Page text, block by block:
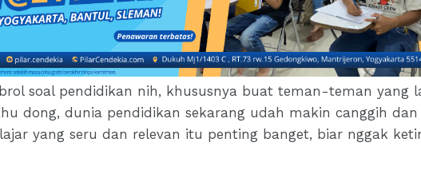
soal pendidikan nih, khususnya buat teman-teman yang
dong, dunia pendidikan sekarang udah makin canggih dan
yang seru dan relevan itu penting banget, biar nggak